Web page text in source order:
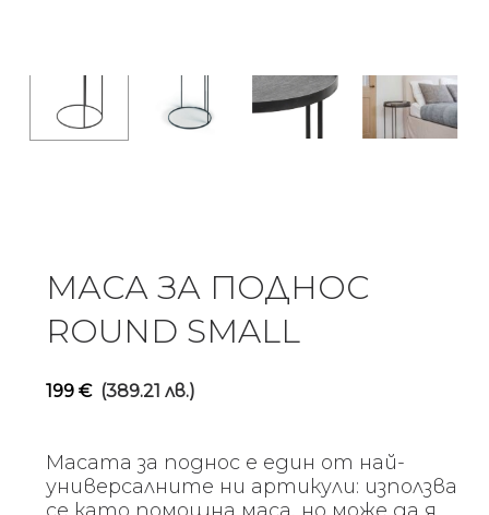
МАСА ЗА ПОДНОС
ROUND SMALL
199 € (389.21 лв.)
Масата за поднос е един от най-
универсалните ни артикули: използва